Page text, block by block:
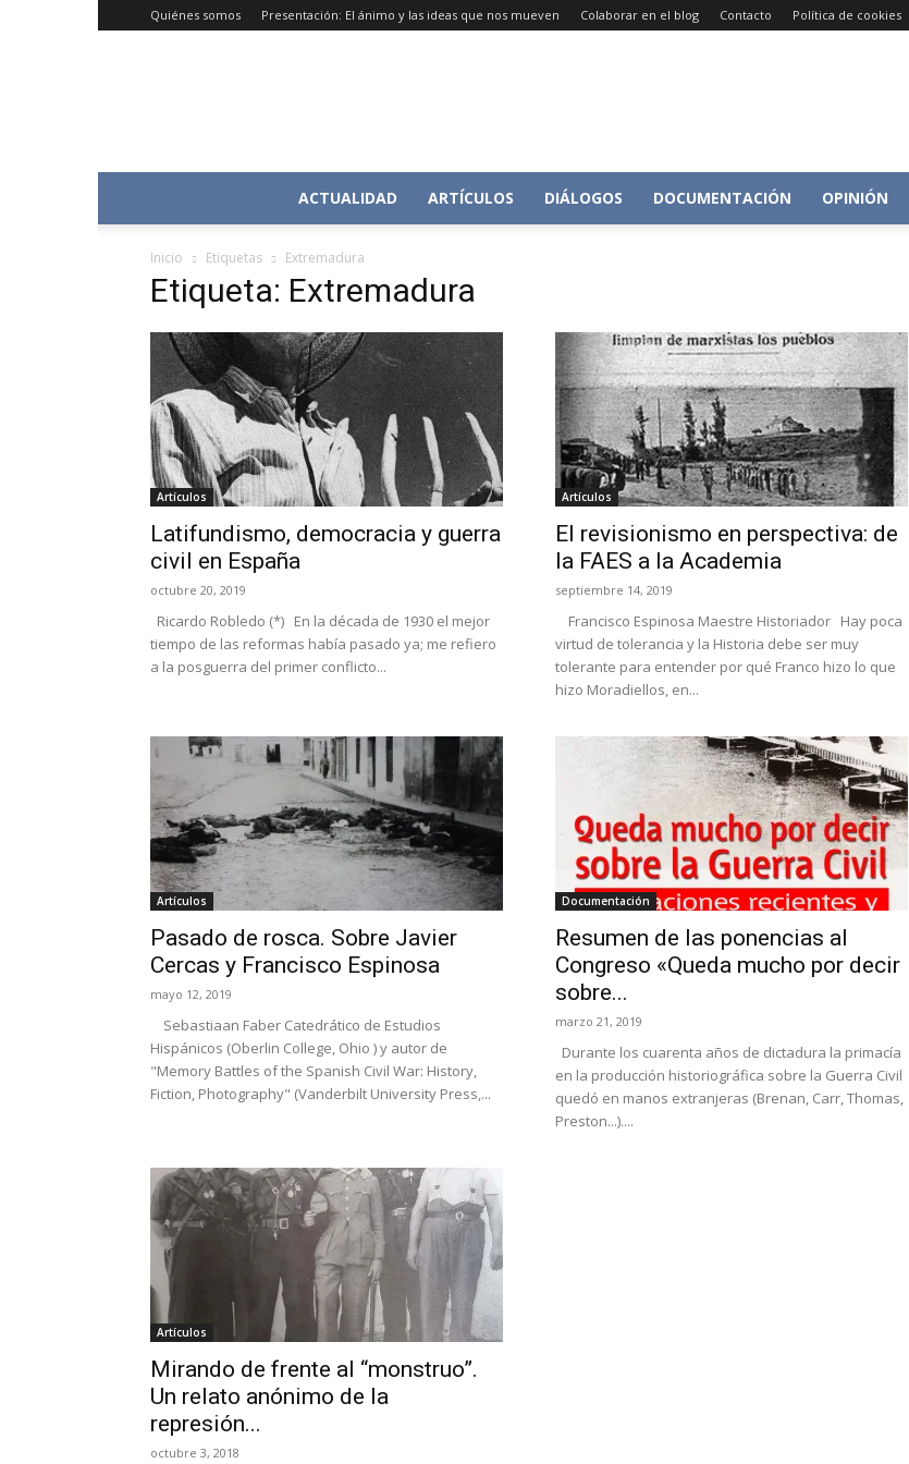
Quiénes somos Presentación: El ánimo y las ideas que nos mueven Colaborar en el blog Contacto Política de cookies
Conversacion
Historia
ACTUALIDAD ARTÍCULOS DIÁLOGOS DOCUMENTACIÓN OPINIÓN
Inicio Etiquetas Extremadura
Etiqueta: Extremadura
Artículos
Latifundismo, democracia y guerra
civil en España
octubre 20, 2019
Ricardo Robledo (*) En la década de 1930 el mejor
tiempo de las reformas había pasado ya; me refiero
a la posguerra del primer conflicto...
Artículos
El revisionismo en perspectiva: de
la FAES a la Academia
septiembre 14, 2019
Francisco Espinosa Maestre Historiador Hay poca
virtud de tolerancia y la Historia debe ser muy
tolerante para entender por qué Franco hizo lo que
hizo Moradiellos, en...
Artículos
Pasado de rosca. Sobre Javier
Cercas y Francisco Espinosa
mayo 12, 2019
Sebastiaan Faber Catedrático de Estudios
Hispánicos (Oberlin College, Ohio ) y autor de
"Memory Battles of the Spanish Civil War: History,
Fiction, Photography" (Vanderbilt University Press,...
Documentación
Resumen de las ponencias al
Congreso «Queda mucho por decir
sobre...
marzo 21, 2019
Durante los cuarenta años de dictadura la primacía
en la producción historiográfica sobre la Guerra Civil
quedó en manos extranjeras (Brenan, Carr, Thomas,
Preston...)....
Artículos
Mirando de frente al “monstruo”.
Un relato anónimo de la
represión...
octubre 3, 2018